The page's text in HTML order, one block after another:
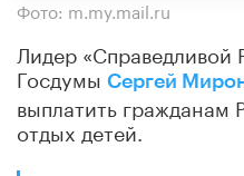
Фото: m.my.mail.ru
Лидер «Справедливой
Госдумы Сергей
выплатить гражданам
отдых детей.